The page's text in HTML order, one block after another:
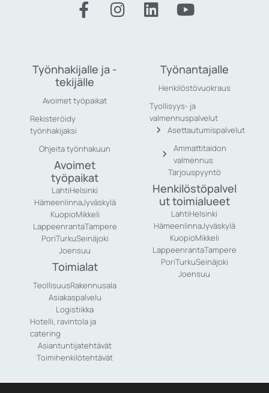
Työnhakijalle ja -
tekijälle
Avoimet työpaikat
Rekisteröidy
työnhakijaksi
Ohjeita työnhakuun
Avoimet
työpaikat
LahtiHelsinki
HämeenlinnaJyväskylä
KuopioMikkeli
LappeenrantaTampere
PoriTurkuSeinäjoki
Joensuu
Toimialat
TeollisuusRakennusala
Asiakaspalvelu
Logistiikka
Hotelli, ravintola ja
catering
Asiantuntijatehtävät
Toimihenkilötehtävät
Työnantajalle
Henkilöstövuokraus
Tyollisyys- ja
valmennuspalvelut
Asettautumispalvelut
Ammattitaidon
valmennus
Tarjouspyyntö
Henkilöstöpalvel
ut toimialueet
LahtiHelsinki
HämeenlinnaJyväskylä
KuopioMikkeli
LappeenrantaTampere
PoriTurkuSeinäjoki
Joensuu